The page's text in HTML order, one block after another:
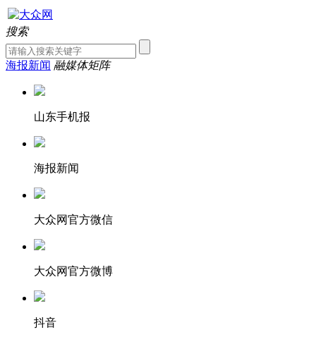
搜索
海报新闻 融媒体矩阵
山东手机报
海报新闻
大众网官方微信
大众网官方微博
抖音